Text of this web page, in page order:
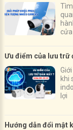
Ưu điểm của lưu trữ
khi
lợi
Hướng dẫn đổi mật